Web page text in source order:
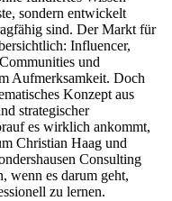
sondern entwickelt
sind. Der Markt für
Influencer,
und
Aufmerksamkeit. Doch
Konzept aus
strategischer
es wirklich ankommt,
Christian Haag und
Consulting
wenn es darum geht,
zu lernen.